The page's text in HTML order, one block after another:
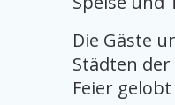
Die Gäste
Städten
Feier